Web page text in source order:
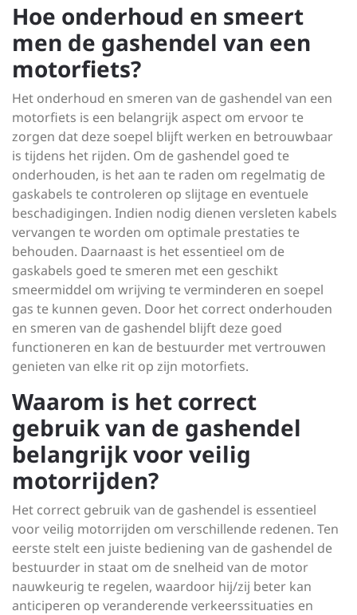
Hoe onderhoud en smeert
men de gashendel van een
motorfiets?
Het onderhoud en smeren van de gashendel van een
motorfiets is een belangrijk aspect om ervoor te
zorgen dat deze soepel blijft werken en betrouwbaar
is tijdens het rijden. Om de gashendel goed te
onderhouden, is het aan te raden om regelmatig de
gaskabels te controleren op slijtage en eventuele
beschadigingen. Indien nodig dienen versleten kabels
vervangen te worden om optimale prestaties te
behouden. Daarnaast is het essentieel om de
gaskabels goed te smeren met een geschikt
smeermiddel om wrijving te verminderen en soepel
gas te kunnen geven. Door het correct onderhouden
en smeren van de gashendel blijft deze goed
functioneren en kan de bestuurder met vertrouwen
genieten van elke rit op zijn motorfiets.
Waarom is het correct
gebruik van de gashendel
belangrijk voor veilig
motorrijden?
Het correct gebruik van de gashendel is essentieel
voor veilig motorrijden om verschillende redenen. Ten
eerste stelt een juiste bediening van de gashendel de
bestuurder in staat om de snelheid van de motor
nauwkeurig te regelen, waardoor hij/zij beter kan
anticiperen op veranderende verkeerssituaties en